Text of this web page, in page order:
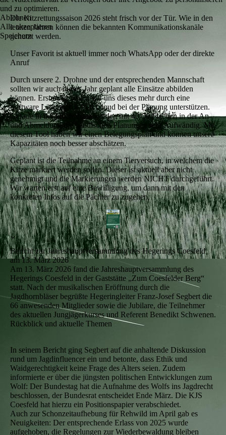
Die Kitzrettungssaison 2026 steht frisch vor der Tür. Wie in den
letzten Jahren können die bekannten Kommunikationskanäle
genutzt werden.
Unser Favorit ist aktuell immer noch WhatsApp oder der direkte
Anruf
Durch unsere 2. Drohne und der entsprechenden Mannschaft
sollten wir auch dieses Jahr geplant alle Einsätze abbilden
können. Erstmalig lassen wir uns dieses mehr durch eine
Software Lösung, die POI Cloud bei der Planung unterstützen.
Gerade in der Hochphase werden mit 40-50 Flächen in der An-
und Abmeldung die händischen Planungen sehr Aufwändig. Mit
diesem Tool haben wir einen Belegungsplan und können unsere
Kapazitäten noch besser abschätzen.
Geplant ist die Teilnahme an einem Tierversuch, in welchem die
Kitze markiert werden sollen. Dieser ist aktuell aber nicht
genehmigt und die Markierungen werden NICHT durchgeführt.
Wir warten erst auf eine Bewilligung, um dann mit den
konkreten Infos auf die Pächter zu zugehen.
Bericht zur Jahreshauptversammlung des Hegerings Coesfeld
am 13. März 2026
Am 13. März 2026 fand die Jahreshauptversammlung des
Hegerings Coesfeld in der Gaststätte „Zum Coesfelder Berg“
statt. Nach der musikalischen Eröffnung durch die
Jagdhornbläser begrüßte Hegeringleiter Franz‑Josef Segbert die
66 anwesenden Mitglieder sowie die Jubilare, die Teilnehmer
des aktuellen Jungjägerkurses und Referent Benedikt Schwenen.
Rückblick und aktuelle Themen
In seinem Bericht ging Segbert auf die anhaltende Diskussion
rund um Jagdinfluencer ein und betonte, dass Ethik und
Waidgerechtigkeit keine Frage des Alters seien. Zudem
informierte er über die jüngsten politischen Entwicklungen zum
Wolf: Der Bundestag hat die Aufnahme des Wolfs ins Jagdrecht
beschlossen, der Bundesrat entscheidet Ende März. Die KJS
Coesfeld hat hierzu ein Positionspapier verabschiedet.
Auch zur Schonzeitaufhebung für Rehwild im April gab es
Neuigkeiten: Der entsprechende Erlass von 2025 wurde
aufgehoben, die Regelungen zur Wiederbewaldung bleiben
und zu optimieren.
Ablehnen
Alle akzeptieren
Speichern